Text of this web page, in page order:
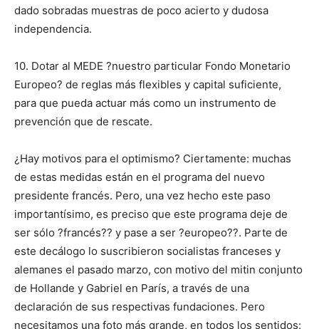
dado sobradas muestras de poco acierto y dudosa
independencia.
10. Dotar al MEDE ?nuestro particular Fondo Monetario
Europeo? de reglas más flexibles y capital suficiente,
para que pueda actuar más como un instrumento de
prevención que de rescate.
¿Hay motivos para el optimismo? Ciertamente: muchas
de estas medidas están en el programa del nuevo
presidente francés. Pero, una vez hecho este paso
importantísimo, es preciso que este programa deje de
ser sólo ?francés?? y pase a ser ?europeo??. Parte de
este decálogo lo suscribieron socialistas franceses y
alemanes el pasado marzo, con motivo del mitin conjunto
de Hollande y Gabriel en París, a través de una
declaración de sus respectivas fundaciones. Pero
necesitamos una foto más grande, en todos los sentidos: